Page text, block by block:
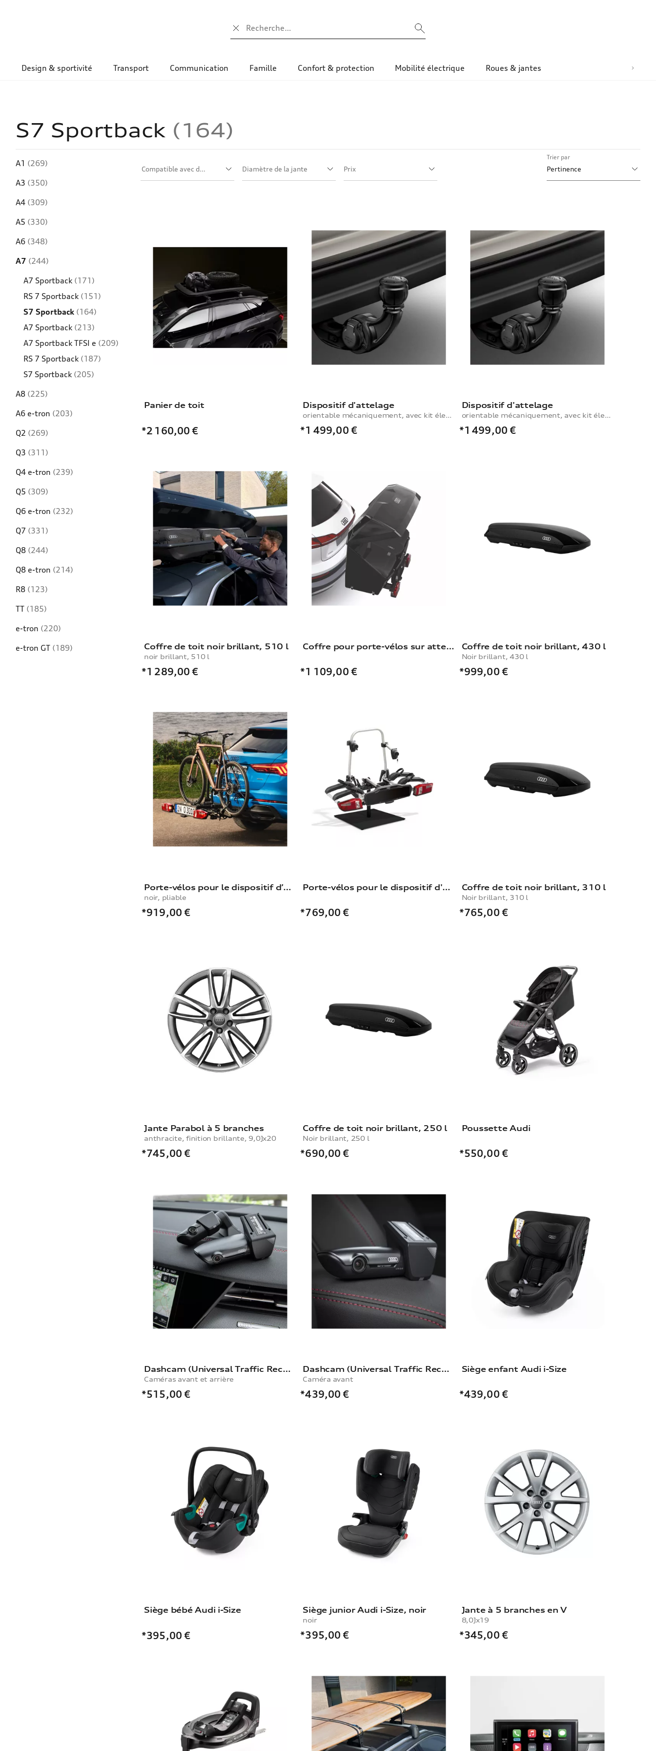
Champ de recherche
Design & sportivité Transport Communication Famille Confort & protection Mobilité électrique Roues & jantes
S7 Sportback 164
A1 (269)
A3 (350)
A4 (309)
A5 (330)
A6 (348)
A7 (244)
A7 Sportback (171)
RS 7 Sportback (151)
S7 Sportback (164)
A7 Sportback (213)
A7 Sportback TFSI e (209)
RS 7 Sportback (187)
S7 Sportback (205)
A8 (225)
A6 e-tron (203)
Q2 (269)
Q3 (311)
Q4 e-tron (239)
Q5 (309)
Q6 e-tron (232)
Q7 (331)
Q8 (244)
Q8 e-tron (214)
R8 (123)
TT (185)
e-tron (220)
e-tron GT (189)
Compatible avec des chaînes neigeDiamètre de la jante Prix
Trier par
Pertinence
Panier de toit
*2 160,00 €
Dispositif d'attelage
orientable mécaniquement, avec kit électrique pour véhicules à suspension acier
*1 499,00 €
Dispositif d'attelage
orientable mécaniquement, avec kit électrique, pour véhicules à suspension pneumatique
*1 499,00 €
Coffre de toit noir brillant, 510 l
noir brillant, 510 l
*1 289,00 €
Coffre pour porte-vélos sur attelage Audi
*1 109,00 €
Coffre de toit noir brillant, 430 l
Noir brillant, 430 l
*999,00 €
Porte-vélos pour le dispositif d’attelage
noir, pliable
*919,00 €
Porte-vélos pour le dispositif d'attelage
*769,00 €
Coffre de toit noir brillant, 310 l
Noir brillant, 310 l
*765,00 €
Jante Parabol à 5 branches
anthracite, finition brillante, 9,0Jx20
*745,00 €
Coffre de toit noir brillant, 250 l
Noir brillant, 250 l
*690,00 €
Poussette Audi
*550,00 €
Dashcam (Universal Traffic Recorder 2.0)
Caméras avant et arrière
*515,00 €
Dashcam (Universal Traffic Recorder 2.0)
Caméra avant
*439,00 €
Siège enfant Audi i-Size
*439,00 €
Siège bébé Audi i-Size
*395,00 €
Siège junior Audi i-Size, noir
noir
*395,00 €
Jante à 5 branches en V
8,0Jx19
*345,00 €